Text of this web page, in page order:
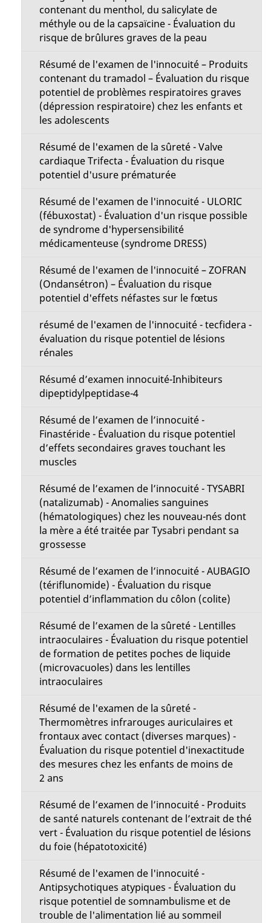
contenant du menthol, du salicylate de
méthyle ou de la capsaïcine - Évaluation du
risque de brûlures graves de la peau
Résumé de l'examen de l'innocuité – Produits
contenant du tramadol – Évaluation du risque
potentiel de problèmes respiratoires graves
(dépression respiratoire) chez les enfants et
les adolescents
Résumé de l'examen de la sûreté - Valve
cardiaque Trifecta - Évaluation du risque
potentiel d'usure prématurée
Résumé de l'examen de l'innocuité - ULORIC
(fébuxostat) - Évaluation d'un risque possible
de syndrome d'hypersensibilité
médicamenteuse (syndrome DRESS)
Résumé de l'examen de l'innocuité – ZOFRAN
(Ondansétron) – Évaluation du risque
potentiel d'effets néfastes sur le fœtus
résumé de l'examen de l'innocuité - tecfidera -
évaluation du risque potentiel de lésions
rénales
Résumé d’examen innocuité-Inhibiteurs
dipeptidylpeptidase-4
Résumé de l’examen de l’innocuité -
Finastéride - Évaluation du risque potentiel
d’effets secondaires graves touchant les
muscles
Résumé de l’examen de l’innocuité - TYSABRI
(natalizumab) - Anomalies sanguines
(hématologiques) chez les nouveau-nés dont
la mère a été traitée par Tysabri pendant sa
grossesse
Résumé de l’examen de l’innocuité - AUBAGIO
(tériflunomide) - Évaluation du risque
potentiel d’inflammation du côlon (colite)
Résumé de l’examen de la sûreté - Lentilles
intraoculaires - Évaluation du risque potentiel
de formation de petites poches de liquide
(microvacuoles) dans les lentilles
intraoculaires
Résumé de l'examen de la sûreté -
Thermomètres infrarouges auriculaires et
frontaux avec contact (diverses marques) -
Évaluation du risque potentiel d'inexactitude
des mesures chez les enfants de moins de
2 ans
Résumé de l’examen de l’innocuité - Produits
de santé naturels contenant de l’extrait de thé
vert - Évaluation du risque potentiel de lésions
du foie (hépatotoxicité)
Résumé de l'examen de l'innocuité -
Antipsychotiques atypiques - Évaluation du
risque potentiel de somnambulisme et de
trouble de l'alimentation lié au sommeil